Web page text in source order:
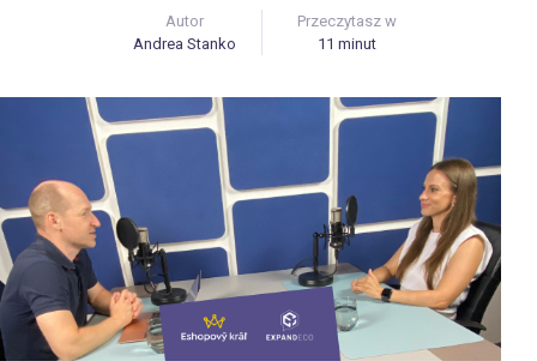
Autor
Andrea Stanko
Przeczytasz w
11 minut